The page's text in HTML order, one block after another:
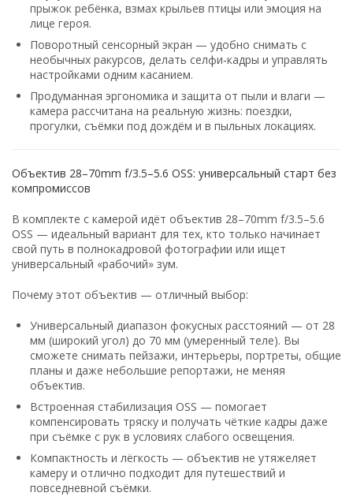
прыжок ребёнка, взмах крыльев птицы или эмоция на
лице героя.
Поворотный сенсорный экран — удобно снимать с
необычных ракурсов, делать селфи‑кадры и управлять
настройками одним касанием.
Продуманная эргономика и защита от пыли и влаги —
камера рассчитана на реальную жизнь: поездки,
прогулки, съёмки под дождём и в пыльных локациях.
Объектив 28–70mm f/3.5–5.6 OSS: универсальный старт без
компромиссов
В комплекте с камерой идёт объектив 28–70mm f/3.5–5.6
OSS — идеальный вариант для тех, кто только начинает
свой путь в полнокадровой фотографии или ищет
универсальный «рабочий» зум.
Почему этот объектив — отличный выбор:
Универсальный диапазон фокусных расстояний — от 28
мм (широкий угол) до 70 мм (умеренный теле). Вы
сможете снимать пейзажи, интерьеры, портреты, общие
планы и даже небольшие репортажи, не меняя
объектив.
Встроенная стабилизация OSS — помогает
компенсировать тряску и получать чёткие кадры даже
при съёмке с рук в условиях слабого освещения.
Компактность и лёгкость — объектив не утяжеляет
камеру и отлично подходит для путешествий и
повседневной съёмки.